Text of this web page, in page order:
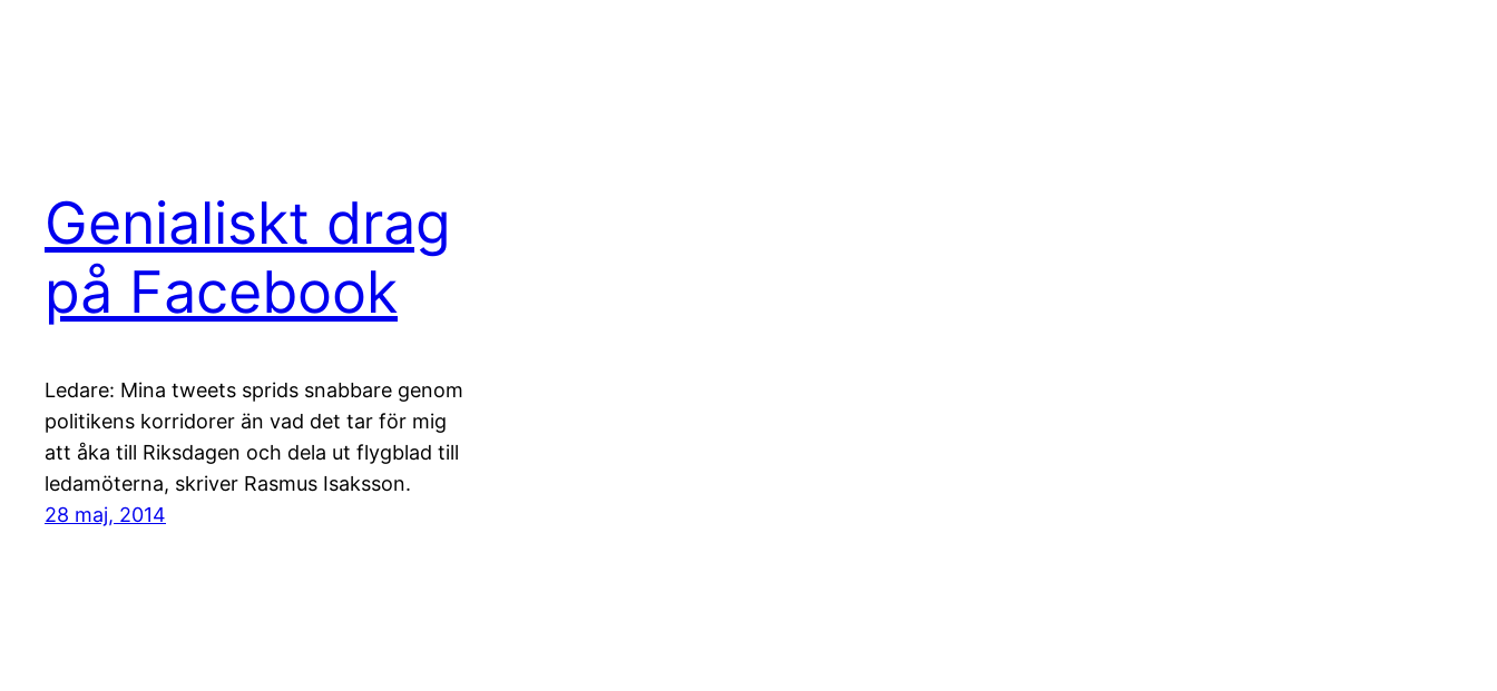
Genialiskt drag
på Facebook
Ledare: Mina tweets sprids snabbare genom
politikens korridorer än vad det tar för mig
att åka till Riksdagen och dela ut flygblad till
ledamöterna, skriver Rasmus Isaksson.
28 maj, 2014